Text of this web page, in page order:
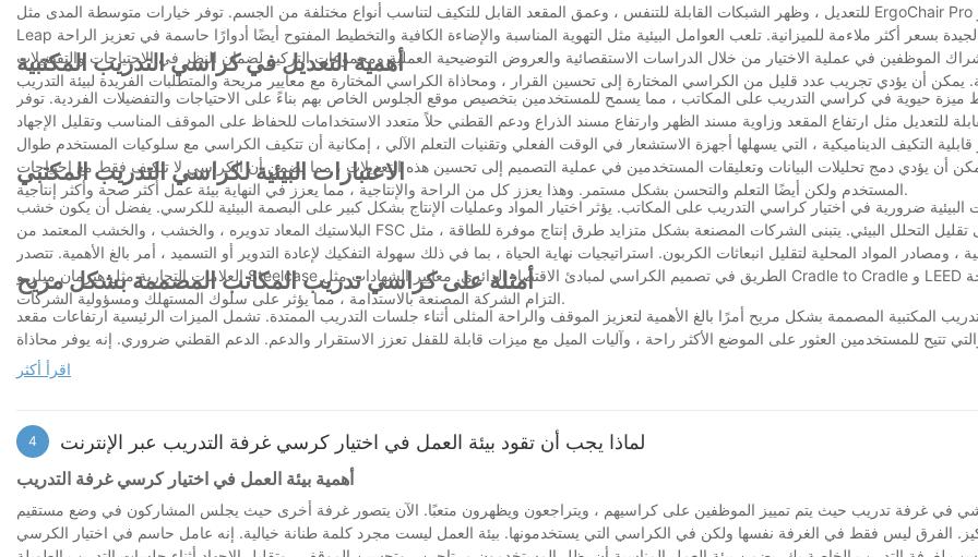
للتعديل ، وظهر الشبكات القابلة للتنفس ، وعمق المقعد القابل للتكيف لتناسب أنواع مختلفة من الجسم. توفر خيارات متوسطة المدى مثل ErgoChair Pro و Steelcase
Leap الراحة الجيدة بسعر أكثر ملاءمة للميزانية. تلعب العوامل البيئية مثل التهوية المناسبة والإضاءة الكافية والتخطيط المفتوح أيضًا أدوارًا حاسمة في تعزيز الراحة
الموظفين في عملية الاختيار من خلال الدراسات الاستقصائية والعروض التوضيحية العملية ومجموعات التركيز لضمان النظر في الاحتياجات والتفضيلات
أهمية التعديل في كراسي التدريب المكتبية
ميزة حيوية في كراسي التدريب على المكاتب ، مما يسمح للمستخدمين بتخصيص موقع الجلوس الخاص بهم بناءً على الاحتياجات والتفضيلات الفردية. توفر
للتعديل مثل ارتفاع المقعد وزاوية مسند الظهر وارتفاع مسند الذراع ودعم القطني حلاً متعدد الاستخدامات للحفاظ على الموقف المناسب وتقليل الإجهاد
قابلية التكيف الديناميكية ، التي يسهلها أجهزة الاستشعار في الوقت الفعلي وتقنيات التعلم الآلي ، إمكانية أن تتكيف الكراسي مع سلوكيات المستخدم طوال
أن يؤدي دمج تحليلات البيانات وتعليقات المستخدمين في عملية التصميم إلى تحسين هذه التعديلات ، مما يضمن أن الكراسي لا تتكيف فقط مع احتياجات
المستخدم ولكن أيضًا التعلم والتحسن بشكل مستمر. وهذا يعزز كل من الراحة والإنتاجية ، مما يعزز في النهاية بيئة عمل أكثر صحة وأكثر إنتاجية.
الاعتبارات البيئية لكراسي التدريب المكتبي
البيئية ضرورية في اختيار كراسي التدريب على المكاتب. يؤثر اختيار المواد وعمليات الإنتاج بشكل كبير على البصمة البيئية للكرسي. يفضل أن يكون خشب
البلاستيك المعاد تدويره ، والخشب ، والخشب المعتمد من FSC لقدرتهم على تقليل التحلل البيئي. يتبنى الشركات المصنعة بشكل متزايد طرق إنتاج موفرة للطاقة ، مثل
، ومصادر المواد المحلية لتقليل انبعاثات الكربون. استراتيجيات نهاية الحياة ، بما في ذلك سهولة التفكيك لإعادة التدوير أو التسميد ، أمر بالغ الأهمية. تتصدر
العلامات التجارية مثل هيرمان ميلر و Steelcase الطريق في تصميم الكراسي لمبادئ الاقتصاد الدائري. معايير الشهادات مثل Cradle to Cradle و LEED تؤدي إلى صحة
التزام الشركة المصنعة بالاستدامة ، مما يؤثر على سلوك المستهلك ومسؤولية الشركات.
أمثلة على كراسي تدريب المكاتب المصممة بشكل مريح
المكتبية المصممة بشكل مريح أمرًا بالغ الأهمية لتعزيز الموقف والراحة المثلى أثناء جلسات التدريب الممتدة. تشمل الميزات الرئيسية ارتفاعات مقعد
والتي تتيح للمستخدمين العثور على الموضع الأكثر راحة ، وآليات الميل مع ميزات قابلة للقفل تعزز الاستقرار والدعم. الدعم القطني ضروري. إنه يوفر محاذاة
الظهر اللازمة ويقلل من خطر آلام الظهر. تعد قفزة Herman Miller Aeron و Steelcase نماذج بارزة ، مما يوفر قابلية لضبط مثيرة للإعجاب والتركيز على دعم الموقف
مخصصة للاحتياجات الفردية. بالإضافة إلى ذلك ، تساعد الكراسي التي تحتوي على مواد شبكية للتنفس في الحفاظ على بيئة باردة ، وهي مفيدة بشكل خاص
اقرأ أكثر
4 لماذا يجب أن تقود بيئة العمل في اختيار كرسي غرفة التدريب عبر الإنترنت
أهمية بيئة العمل في اختيار كرسي غرفة التدريب
في غرفة تدريب حيث يتم تمييز الموظفين على كراسيهم ، ويتراجعون ويظهرون متعبًا. الآن يتصور غرفة أخرى حيث يجلس المشاركون في وضع مستقيم
الفرق ليس فقط في الغرفة نفسها ولكن في الكراسي التي يستخدمونها. بيئة العمل ليست مجرد كلمة طنانة خيالية. إنه عامل حاسم في اختيار الكرسي